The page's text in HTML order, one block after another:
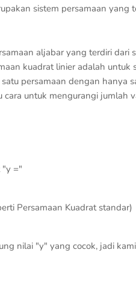
sistem persamaan
aljabar yang terdiri dari
kuadrat linier adalah untuk
persamaan dengan hanya
untuk mengurangi jumlah
"y ="
Persamaan Kuadrat standar)
nilai "y" yang cocok, jadi